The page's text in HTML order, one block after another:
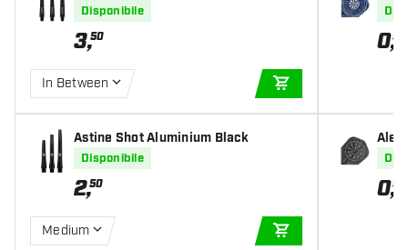
Disponibile
3,50
In Between
Astine Shot Aluminium Black
Disponibile
2,50
Medium
0,95
ck
0,95